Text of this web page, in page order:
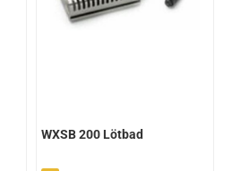
WXSB 200 Lötbad